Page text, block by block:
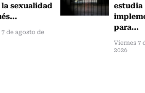
sexualidad
de agosto de
estudia
para...
Viernes 7
2026